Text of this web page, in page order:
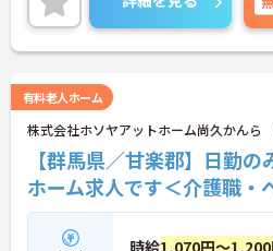
有料老人ホーム
株式会社ホソヤアットホーム尚久かんら
【群馬県／甘楽郡】日勤
ホーム求人です＜介護職・